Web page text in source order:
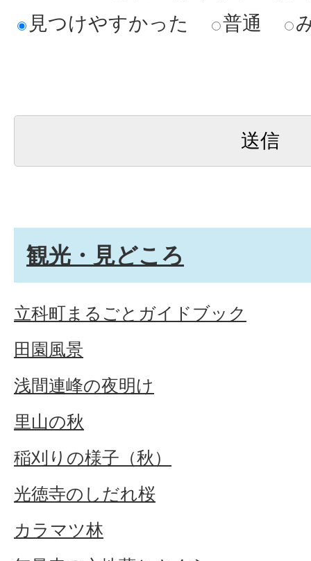
見つけやすかった
普通
観光・見どころ
立科町まるごとガイドブック
田園風景
浅間連峰の夜明け
里山の秋
稲刈りの様子（秋）
光徳寺のしだれ桜
カラマツ林